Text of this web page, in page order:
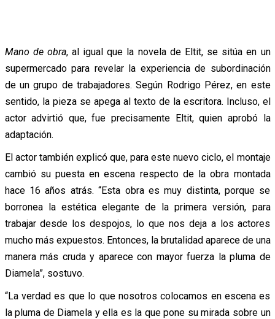
Mano de obra, al igual que la novela de Eltit, se sitúa en un
supermercado para revelar la experiencia de subordinación
de un grupo de trabajadores. Según Rodrigo Pérez, en este
sentido, la pieza se apega al texto de la escritora. Incluso, el
actor advirtió que, fue precisamente Eltit, quien aprobó la
adaptación.
El actor también explicó que, para este nuevo ciclo, el montaje
cambió su puesta en escena respecto de la obra montada
hace 16 años atrás. “Esta obra es muy distinta, porque se
borronea la estética elegante de la primera versión, para
trabajar desde los despojos, lo que nos deja a los actores
mucho más expuestos. Entonces, la brutalidad aparece de una
manera más cruda y aparece con mayor fuerza la pluma de
Diamela”, sostuvo.
“La verdad es que lo que nosotros colocamos en escena es
la pluma de Diamela y ella es la que pone su mirada sobre un